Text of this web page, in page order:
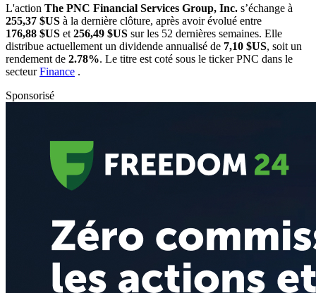
L'action The PNC Financial Services Group, Inc. s’échange à
255,37 $US à la dernière clôture, après avoir évolué entre
176,88 $US et 256,49 $US sur les 52 dernières semaines. Elle
distribue actuellement un dividende annualisé de 7,10 $US, soit un
rendement de 2.78%. Le titre est coté sous le tickerPNC dans le
secteurFinance .
Sponsorisé